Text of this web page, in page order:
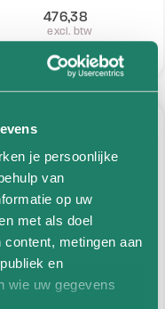
je persoonlijke
van
op uw
met als doel
metingen aan
en
wie uw gegevens
476,38
excl. btw
Bestel nu
werkbank CH met 4 laden
703,29